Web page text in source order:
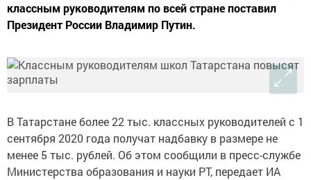
классным руководителям по всей стране поставил
Президент России Владимир Путин.
В Татарстане более 22 тыс. классных руководителей с 1
сентября 2020 года получат надбавку в размере не
менее 5 тыс. рублей. Об этом сообщили в пресс-службе
Министерства образования и науки РТ, передает ИА